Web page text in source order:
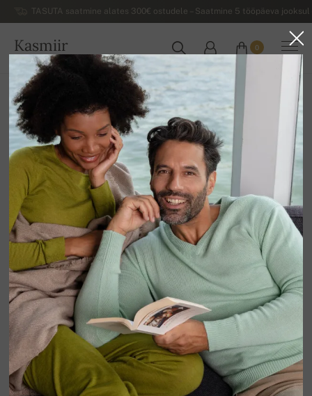
TASUTA saatmine alates 300€ ostudele – Saatmine 5 tööpäeva
Kasmiir
EESTI
0
Koju Luksuslikud naiste kašmiirist sviitrid Homewear